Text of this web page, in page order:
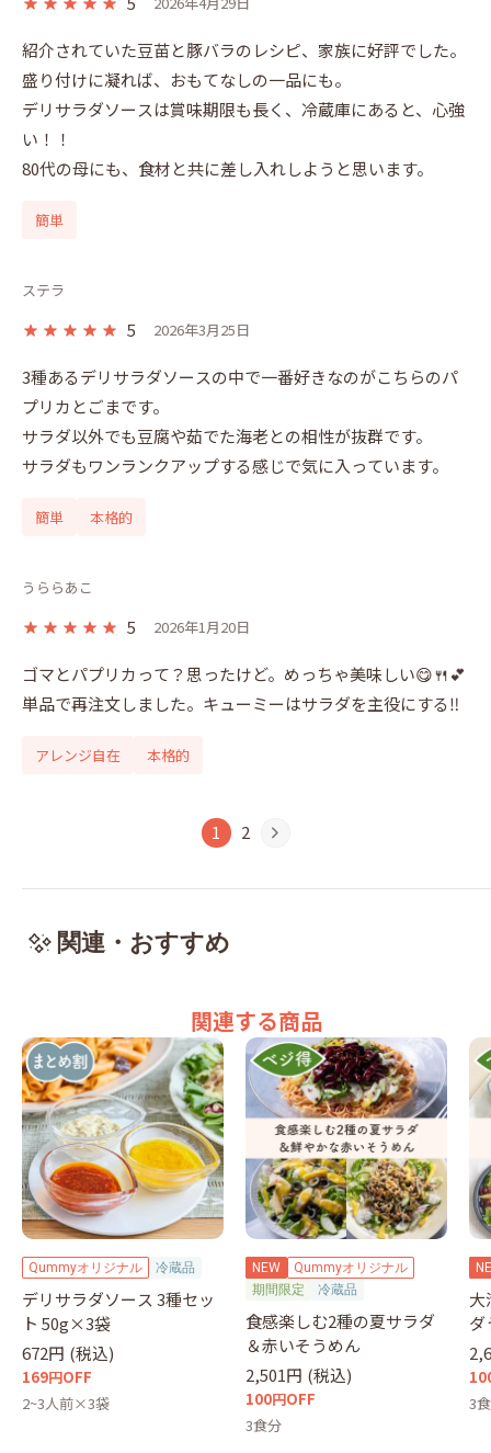
紹介されていた豆苗と豚バラのレシピ、家族に好評でした。
盛り付けに凝れば、おもてなしの一品にも。
デリサラダソースは賞味期限も長く、冷蔵庫にあると、心強
い！！
80代の母にも、食材と共に差し入れしようと思います。
簡単
ステラ
5 2026年3月25日
3種あるデリサラダソースの中で一番好きなのがこちらのパ
プリカとごまです。
サラダ以外でも豆腐や茹でた海老との相性が抜群です。
サラダもワンランクアップする感じで気に入っています。
簡単 本格的
うららあこ
5 2026年1月20日
ゴマとパプリカって？思ったけど。めっちゃ美味しい😋🍴💕
単品で再注文しました。キューミーはサラダを主役にする‼️
アレンジ自在 本格的
1 2
関連・おすすめ
関連する商品
Qummyオリジナル 冷蔵品
デリサラダソース 3種セッ
ト 50g×3袋
672円 (税込)
169円OFF
2~3人前×3袋
NEW
Qummyオリジナル
期間限定
冷蔵品
食感楽しむ2種の夏サラダ
＆赤いそうめん
2,501円 (税込)
100円OFF
3食分
大
ダ
3